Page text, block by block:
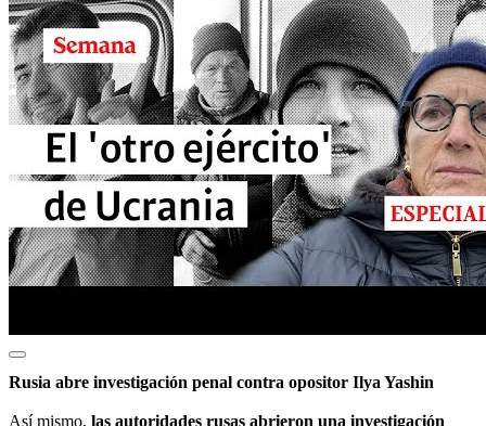
Rusia abre investigación penal contra opositor Ilya Yashin
Así mismo, las autoridades rusas abrieron una investigación